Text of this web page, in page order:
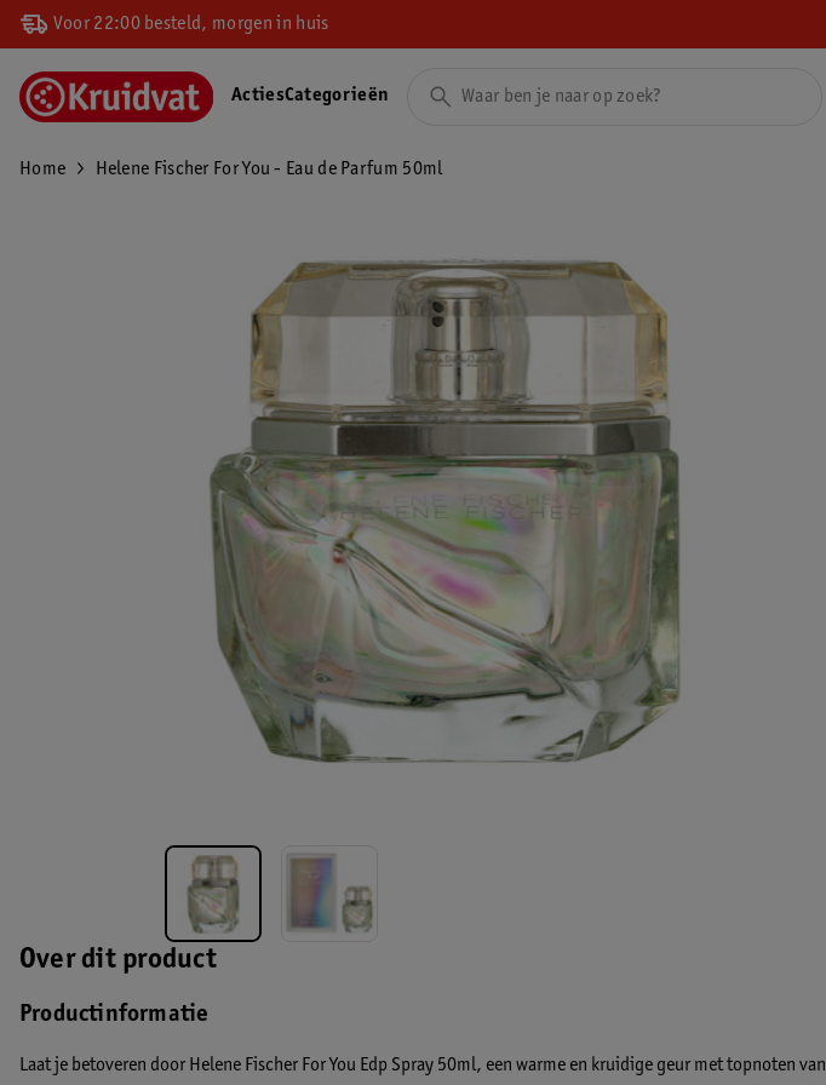
Voor 22:00 besteld, morgen in huis
ActiesCategorieën
Home Helene Fischer For You - Eau de Parfum 50ml
Over dit product
Productinformatie
Laat je betoveren door Helene Fischer For You Edp Spray 50ml, een warme en kruidige geur met topnoten van